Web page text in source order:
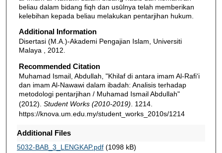
beliau dalam bidang fiqh dan usūlnya telah memberikan
kelebihan kepada beliau melakukan pentarjihan hukum.
Additional Information
Disertasi (M.A.)-Akademi Pengajian Islam, Universiti
Malaya , 2012.
Recommended Citation
Muhamad Ismail, Abdullah, "Khilaf di antara imam Al-Rafi‘i
dan imam Al-Nawawi dalam ibadah: Analisis terhadap
metodologi pentarjihan / Muhamad Ismail Abdullah"
(2012). Student Works (2010-2019) . 1214.
https://knova.um.edu.my/student_works_2010s/1214
Additional Files
5032-BAB_3_LENGKAP.pdf(1098 kB)